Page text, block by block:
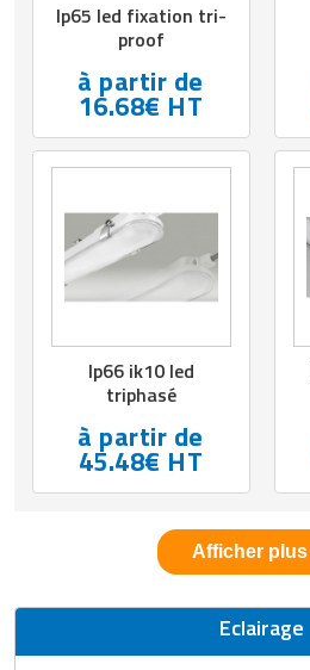
Eclairage
Ip65 led fixation tri-
proof
à partir de
16.68€ HT
Ip66 ik10 led
triphasé
à partir de
45.48€ HT
Afficher plus